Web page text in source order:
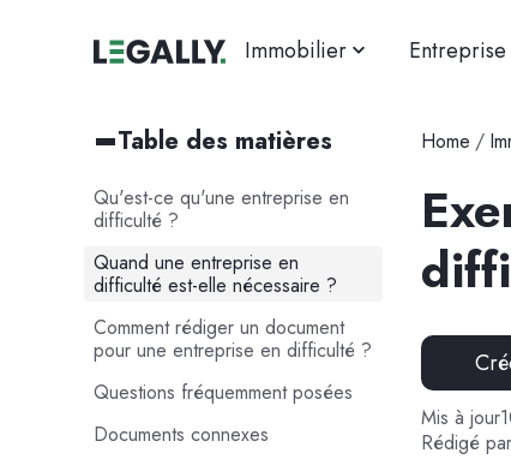
Immobilier Entreprise
Home /
Mis à jour
Rédigé par
Table des matières
Qu'est-ce qu'une entreprise en
difficulté ?
Quand une entreprise en
difficulté est-elle nécessaire ?
Comment rédiger un document
pour une entreprise en difficulté ?
Questions fréquemment posées
Documents connexes